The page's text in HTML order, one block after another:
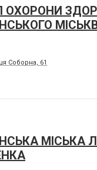
ОХОРОНИ
Соборна, 61
МІСЬКА